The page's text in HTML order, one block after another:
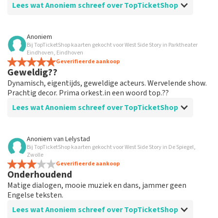
Lees wat Anoniem schreef over TopTicketShop
Beoordeling van Anoniem over
prima geregeld
weer een geweldige ervaring via Top TicketShop. alles
weer goed geregeld.
Anoniem
Bij TopTicketShop kaarten gekocht voor West Side Story in Parktheater
Eindhoven, Eindhoven
Geverifieerde aankoop
Geweldig??
Dynamisch, eigentijds, geweldige acteurs. Wervelende show.
Prachtig decor. Prima orkest.in een woord top.??
Lees wat Anoniem schreef over TopTicketShop
Beoordeling van Anoniem over
Geolied
Goede mailwisseling. En efficiënt geregeld. Gewoon
goed georganiseerd. Houden zo
Anoniem van Lelystad
Bij TopTicketShop kaarten gekocht voor West Side Story in De Spiegel,
Zwolle
Geverifieerde aankoop
Onderhoudend
Matige dialogen, mooie muziek en dans, jammer geen
Engelse teksten.
Lees wat Anoniem schreef over TopTicketShop